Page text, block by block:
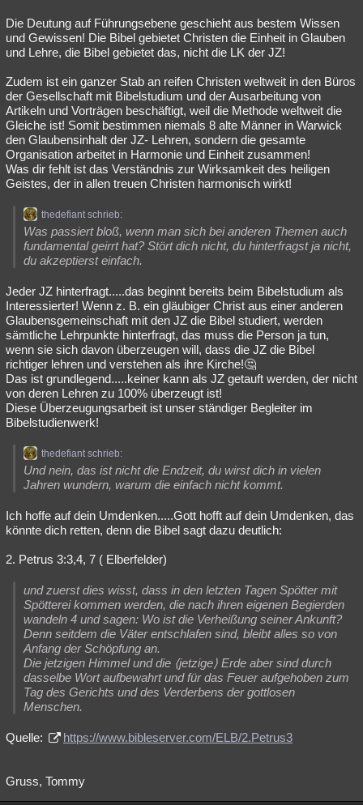
Die Deutung auf Führungsebene geschieht aus bestem Wissen
und Gewissen! Die Bibel gebietet Christen die Einheit in Glauben
und Lehre, die Bibel gebietet das, nicht die LK der JZ!
Zudem ist ein ganzer Stab an reifen Christen weltweit in den Büros
der Gesellschaft mit Bibelstudium und der Ausarbeitung von
Artikeln und Vorträgen beschäftigt, weil die Methode weltweit die
Gleiche ist! Somit bestimmen niemals 8 alte Männer in Warwick
den Glaubensinhalt der JZ- Lehren, sondern die gesamte
Organisation arbeitet in Harmonie und Einheit zusammen!
Was dir fehlt ist das Verständnis zur Wirksamkeit des heiligen
Geistes, der in allen treuen Christen harmonisch wirkt!
thedefiant schrieb:
Was passiert bloß, wenn man sich bei anderen Themen auch
fundamental geirrt hat? Stört dich nicht, du hinterfragst ja nicht,
du akzeptierst einfach.
Jeder JZ hinterfragt.....das beginnt bereits beim Bibelstudium als
Interessierter! Wenn z. B. ein gläubiger Christ aus einer anderen
Glaubensgemeinschaft mit den JZ die Bibel studiert, werden
sämtliche Lehrpunkte hinterfragt, das muss die Person ja tun,
wenn sie sich davon überzeugen will, dass die JZ die Bibel
richtiger lehren und verstehen als ihre Kirche!🤔
Das ist grundlegend.....keiner kann als JZ getauft werden, der nicht
von deren Lehren zu 100% überzeugt ist!
Diese Überzeugungsarbeit ist unser ständiger Begleiter im
Bibelstudienwerk!
thedefiant schrieb:
Und nein, das ist nicht die Endzeit, du wirst dich in vielen
Jahren wundern, warum die einfach nicht kommt.
Ich hoffe auf dein Umdenken.....Gott hofft auf dein Umdenken, das
könnte dich retten, denn die Bibel sagt dazu deutlich:
2. Petrus 3:3,4, 7 ( Elberfelder)
und zuerst dies wisst, dass in den letzten Tagen Spötter mit
Spötterei kommen werden, die nach ihren eigenen Begierden
wandeln 4 und sagen: Wo ist die Verheißung seiner Ankunft?
Denn seitdem die Väter entschlafen sind, bleibt alles so von
Anfang der Schöpfung an.
Die jetzigen Himmel und die ⟨jetzige⟩ Erde aber sind durch
dasselbe Wort aufbewahrt und für das Feuer aufgehoben zum
Tag des Gerichts und des Verderbens der gottlosen
Menschen.
Quelle: https://www.bibleserver.com/ELB/2.Petrus3
Gruss, Tommy